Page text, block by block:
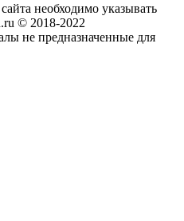
необходимо указывать
© 2018-2022
не предназначенные для